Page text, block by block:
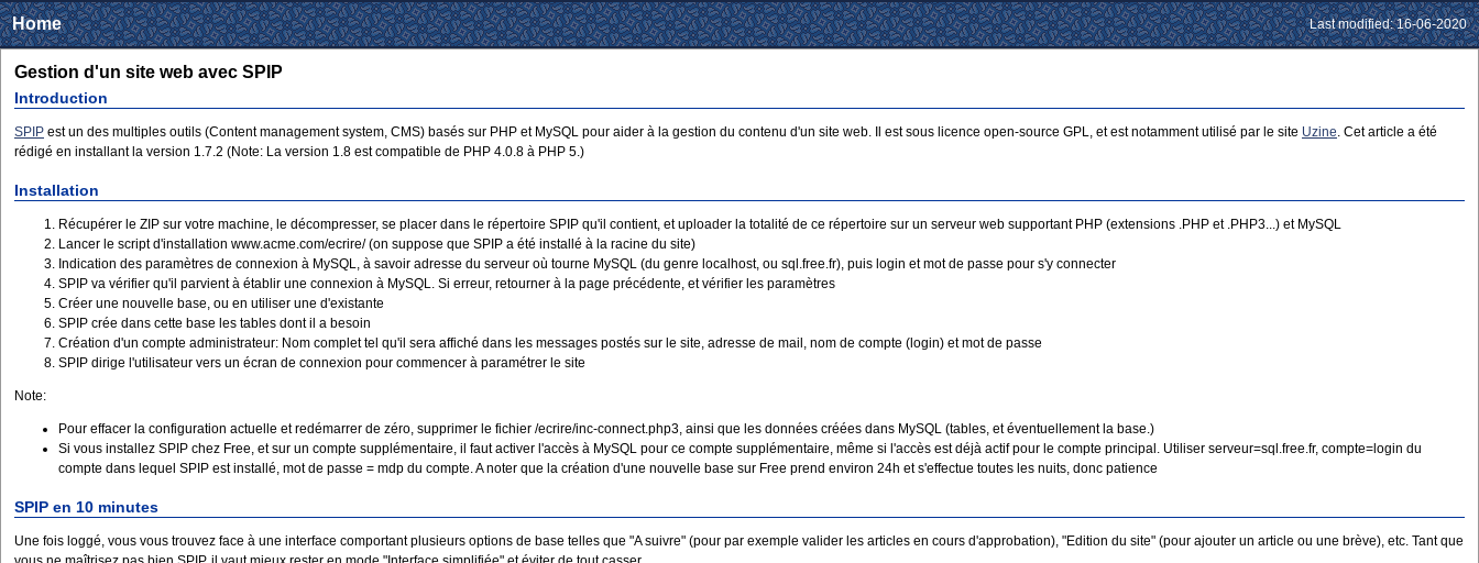
Home Last modified: 16-06-2020
Gestion d'un site web avec SPIP
Introduction
SPIP est un des multiples outils (Content management system, CMS) basés sur PHP et MySQL pour aider à la gestion du contenu d'un site web. Il est sous licence open-source GPL, et est notamment utilisé par le site Uzine. Cet article a été
rédigé en installant la version 1.7.2 (Note: La version 1.8 est compatible de PHP 4.0.8 à PHP 5.)
Installation
Récupérer le ZIP sur votre machine, le décompresser, se placer dans le répertoire SPIP qu'il contient, et uploader la totalité de ce répertoire sur un serveur web supportant PHP (extensions .PHP et .PHP3...) et MySQL
Lancer le script d'installation www.acme.com/ecrire/ (on suppose que SPIP a été installé à la racine du site)
Indication des paramètres de connexion à MySQL, à savoir adresse du serveur où tourne MySQL (du genre localhost, ou sql.free.fr), puis login et mot de passe pour s'y connecter
SPIP va vérifier qu'il parvient à établir une connexion à MySQL. Si erreur, retourner à la page précédente, et vérifier les paramètres
Créer une nouvelle base, ou en utiliser une d'existante
SPIP crée dans cette base les tables dont il a besoin
Création d'un compte administrateur: Nom complet tel qu'il sera affiché dans les messages postés sur le site, adresse de mail, nom de compte (login) et mot de passe
SPIP dirige l'utilisateur vers un écran de connexion pour commencer à paramétrer le site
Note:
Pour effacer la configuration actuelle et redémarrer de zéro, supprimer le fichier /ecrire/inc-connect.php3, ainsi que les données créées dans MySQL (tables, et éventuellement la base.)
Si vous installez SPIP chez Free, et sur un compte supplémentaire, il faut activer l'accès à MySQL pour ce compte supplémentaire, même si l'accès est déjà actif pour le compte principal. Utiliser serveur=sql.free.fr, compte=login du
compte dans lequel SPIP est installé, mot de passe = mdp du compte. A noter que la création d'une nouvelle base sur Free prend environ 24h et s'effectue toutes les nuits, donc patience
SPIP en 10 minutes
Une fois loggé, vous vous trouvez face à une interface comportant plusieurs options de base telles que "A suivre" (pour par exemple valider les articles en cours d'approbation), "Edition du site" (pour ajouter un article ou une brève), etc. Tant que